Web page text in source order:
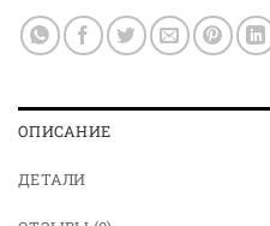
ОПИСАНИЕ
ДЕТАЛИ